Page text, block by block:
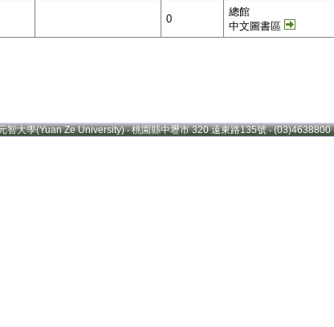
0
總館
中文圖書區
智大學(Yuan Ze University) ‧ 桃園縣中壢市 320 遠東路135號 ‧ (03)4638800